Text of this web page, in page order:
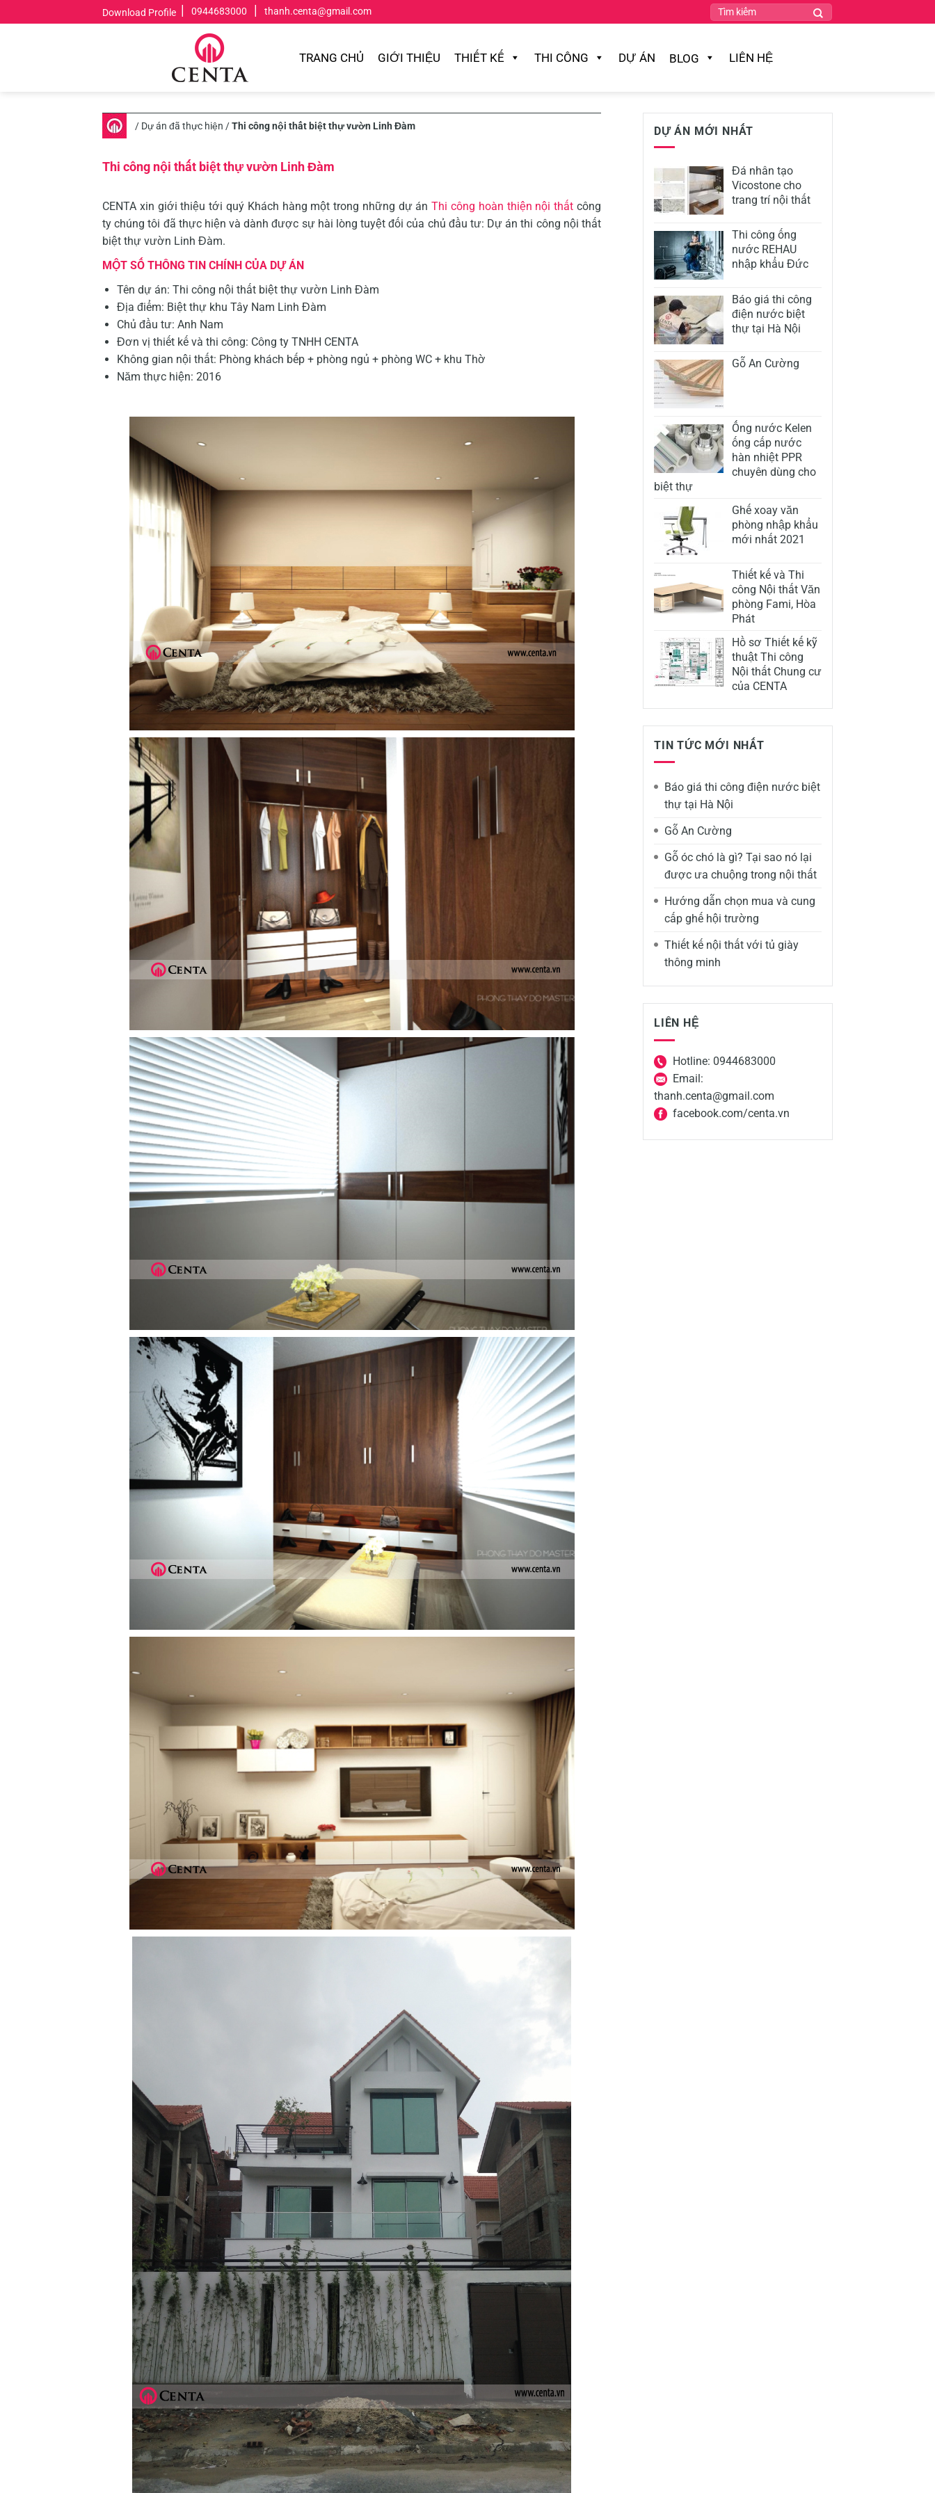
to
Download Profile | 0944683000 | thanh.centa@gmail.com
TRANG CHỦ GIỚI THIỆU THIẾT KẾ THI CÔNG DỰ ÁN BLOG LIÊN HỆ
/ Dự án đã thực hiện /Thi công nội thất biệt thự vườn Linh Đàm
Thi công nội thất biệt thự vườn Linh Đàm
CENTA xin giới thiệu tới quý Khách hàng một trong những dự ánThi công hoàn thiện nội thất công
ty chúng tôi đã thực hiện và dành được sự hài lòng tuyệt đối của chủ đầu tư: Dự án thi công nội thất
biệt thự vườn Linh Đàm.
MỘT SỐ THÔNG TIN CHÍNH CỦA DỰ ÁN
Tên dự án: Thi công nội thất biệt thự vườn Linh Đàm
Địa điểm: Biệt thự khu Tây Nam Linh Đàm
Chủ đầu tư: Anh Nam
Đơn vị thiết kế và thi công: Công ty TNHH CENTA
Không gian nội thất: Phòng khách bếp + phòng ngủ + phòng WC + khu Thờ
Năm thực hiện: 2016
DỰ ÁN MỚI NHẤT
Đá nhân tạo
Vicostone cho
trang trí nội thất
Thi công ống
nước REHAU
nhập khẩu Đức
Báo giá thi công
điện nước biệt
thự tại Hà Nội
Gỗ An Cường
Ống nước Kelen
ống cấp nước
hàn nhiệt PPR
chuyên dùng cho
biệt thự
Ghế xoay văn
phòng nhập khẩu
mới nhất 2021
Thiết kế và Thi
công Nội thất Văn
phòng Fami, Hòa
Phát
Hồ sơ Thiết kế kỹ
thuật Thi công
Nội thất Chung cư
của CENTA
TIN TỨC MỚI NHẤT
Báo giá thi công điện nước biệt
thự tại Hà Nội
Gỗ An Cường
Gỗ óc chó là gì? Tại sao nó lại
được ưa chuộng trong nội thất
Hướng dẫn chọn mua và cung
cấp ghế hội trường
Thiết kế nội thất với tủ giày
thông minh
LIÊN HỆ
Hotline: 0944683000
Email:
thanh.centa@gmail.com
facebook.com/centa.vn